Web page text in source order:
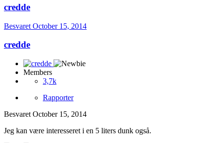
credde
Besvaret October 15, 2014
credde
Members
3,7k
Rapporter
Besvaret October 15, 2014
Jeg kan være interesseret i en 5 liters dunk også.